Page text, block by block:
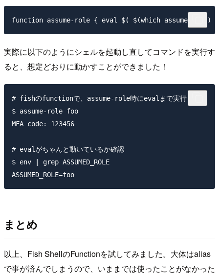
実際に以下のようにシェルを起動し直してコマンドを実行す
ると、想定どおりに動かすことができました！
# fishのfunctionで、assume-role時にevalまで実行
$ assume-role foo
MFA code: 123456
# evalがちゃんと動いているか確認
$ env | grep ASSUMED_ROLE
まとめ
以上、Fish ShellのFunctionを試してみました。大体はalias
で事が済んでしまうので、いままでは使ったことがなかった